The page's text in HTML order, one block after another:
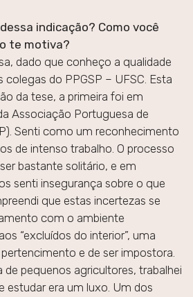
indicação? Como você
te motiva?
dado que conheço a qualidade
do PPGSP – UFSC. Esta
da tese, a primeira foi em
Associação Portuguesa de
Senti como um reconhecimento
de intenso trabalho. O processo
bastante solitário, e em
senti insegurança sobre o que
que estas incertezas se
com o ambiente
“excluídos do interior”, uma
e de ser impostora.
de pequenos agricultores, trabalhei
estudar era um luxo. Um dos